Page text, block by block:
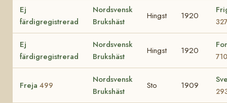
Ej
färdigregistrerad
Nordsvensk
Brukshäst
Hingst 1920
Ej
färdigregistrerad
Nordsvensk
Brukshäst
Hingst 1920
710
Freja 499
Nordsvensk
Brukshäst
Sto 1909